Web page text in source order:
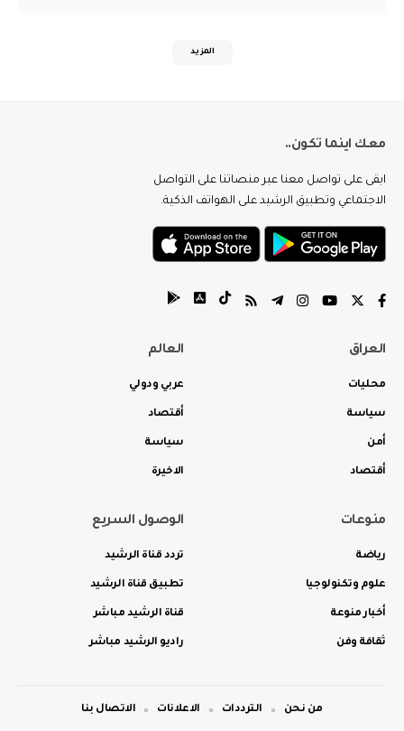
المزيد
معك اينما تكون..
ابقى على تواصل معنا عبر منصاتنا على التواصل
الاجتماعي وتطبيق الرشيد على الهواتف الذكية.
العراق
محليات
سياسة
أمن
أقتصاد
العالم
عربي ودولي
أقتصاد
سياسة
الاخيرة
منوعات
رياضة
علوم وتكنولوجيا
أخبار منوعة
ثقافة وفن
الوصول السريع
تردد قناة الرشيد
تطبيق قناة الرشيد
قناة الرشيد مباشر
راديو الرشيد مباشر
من نحن الترددات الاعلانات الاتصال بنا